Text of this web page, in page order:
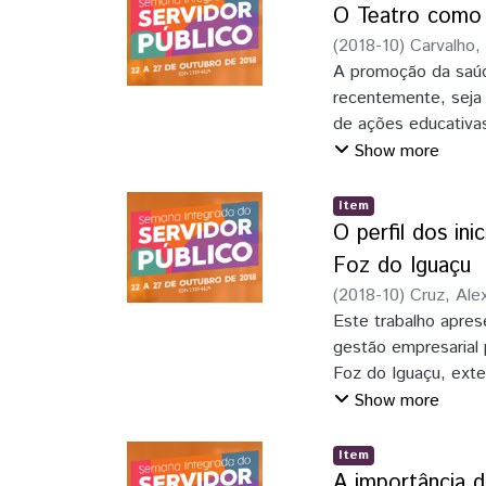
aplicação rica da
Enterprise Edition
desempenho e
utilizamos Java. É
de software tais
reutilização de
O Teatro
(2018-10)
A promoção da
recentemente,
de ações
hegemônico
sanitário Nordeste
(NASF), Estratégia
comunidade.
ESF, residentes) e
promoção da
saúde. Como
tempos
recebeu
profissionais de
delineando como
Show more
Item
O perfil dos
Foz do Iguaçu
(2018-10) Cruz,
Este trabalho
gestão
Foz do Iguaçu,
O objetivo foi
Utilizou-se como
abordagem
Show more
Item